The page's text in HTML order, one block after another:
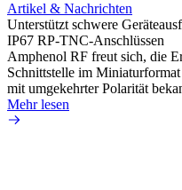
Artikel & Nachrichten
Unterstützt schwere
IP67 RP-TNC-Anschlüssen
Amphenol RF freut sich, die
Schnittstelle im
mit umgekehrter Polarität
Mehr lesen